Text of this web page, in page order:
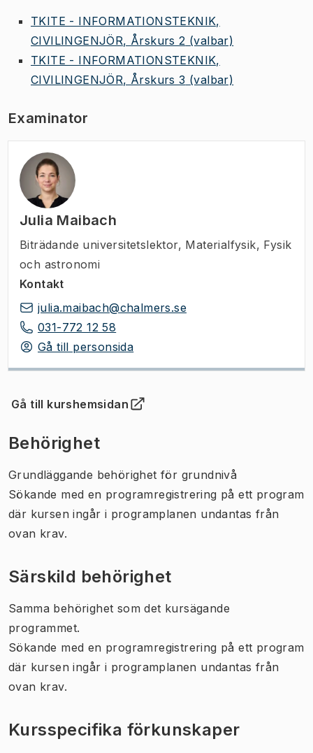
TKITE - INFORMATIONSTEKNIK,
CIVILINGENJÖR, Årskurs 2 (valbar)
TKITE - INFORMATIONSTEKNIK,
CIVILINGENJÖR, Årskurs 3 (valbar)
Examinator
Julia Maibach
Biträdande universitetslektor, Materialfysik, Fysik
och astronomi
Kontakt
julia.maibach@chalmers.se
031-772 12 58
Gå till personsida
Gå till kurshemsidan
(Öppnas i ny flik)
Behörighet
Grundläggande behörighet för grundnivå
Sökande med en programregistrering på ett program
där kursen ingår i programplanen undantas från
ovan krav.
Särskild behörighet
Samma behörighet som det kursägande
programmet.
Sökande med en programregistrering på ett program
där kursen ingår i programplanen undantas från
ovan krav.
Kursspecifika förkunskaper